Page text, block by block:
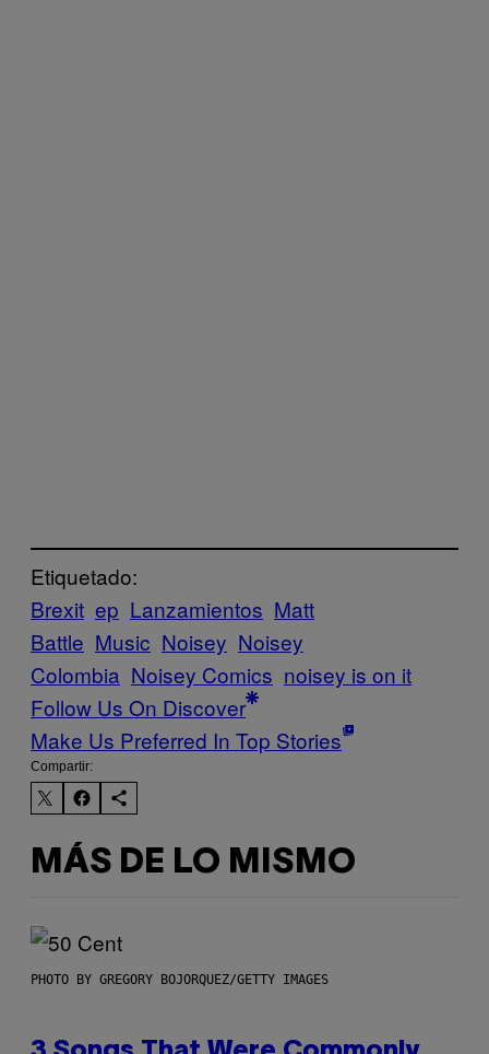
Etiquetado:
Brexit ep Lanzamientos Matt
Battle Music Noisey Noisey
Colombia Noisey Comics noisey is on it
Follow Us On Discover
Make Us Preferred In Top Stories
Compartir:
MÁS DE LO MISMO
PHOTO BY GREGORY BOJORQUEZ/GETTY IMAGES